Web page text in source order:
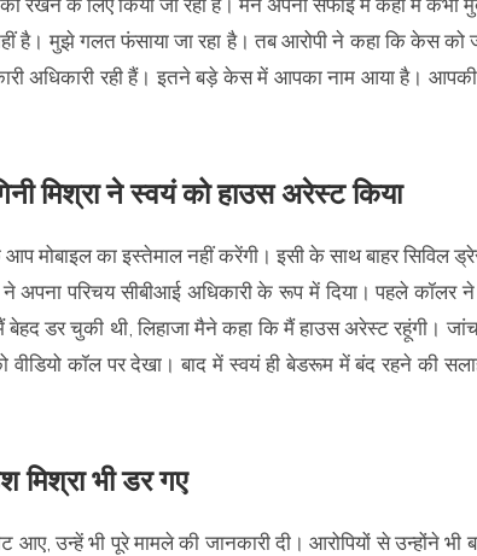
है। मुझे गलत फंसाया जा रहा है। तब आरोपी ने कहा कि केस
अधिकारी रही हैं। इतने बड़े केस में आपका नाम आया है।
मिश्रा ने स्वयं को हाउस अरेस्ट किया
आप मोबाइल का इस्तेमाल नहीं करेंगी। इसी के साथ बाहर सिविल
ने अपना परिचय सीबीआई अधिकारी के रूप में दिया। पहले
डर चुकी थी, लिहाजा मैने कहा कि मैं हाउस अरेस्ट रहूंगी।
वीडियो कॉल पर देखा। बाद में स्वयं ही बेडरूम में बंद रहने की
मिश्रा भी डर गए
आए, उन्हें भी पूरे मामले की जानकारी दी। आरोपियों से उन्होंने